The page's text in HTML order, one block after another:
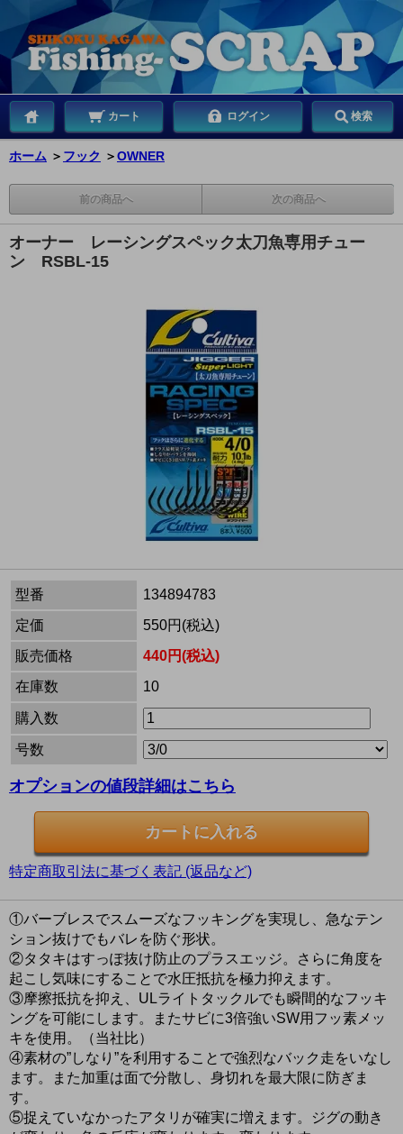
カート ログイン 検索
ホーム ＞ フック ＞OWNER
前の商品へ 次の商品へ
オーナー レーシングスペック太刀魚専用チュー
ン RSBL-15
型番
134894783
定価
550円(税込)
販売価格
440円(税込)
在庫数
10
購入数
号数
オプションの値段詳細はこちら
特定商取引法に基づく表記 (返品など)
①バーブレスでスムーズなフッキングを実現し、急なテン
ション抜けでもバレを防ぐ形状。
②タタキはすっぽ抜け防止のプラスエッジ。さらに角度を
起こし気味にすることで水圧抵抗を極力抑えます。
③摩擦抵抗を抑え、ULライトタックルでも瞬間的なフッキ
ングを可能にします。またサビに3倍強いSW用フッ素メッ
キを使用。（当社比）
④素材の”しなり”を利用することで強烈なバック走をいなし
ます。また加重は面で分散し、身切れを最大限に防ぎま
す。
⑤捉えていなかったアタリが確実に増えます。ジグの動き